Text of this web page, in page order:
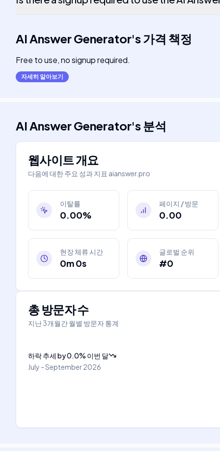
AI Answer Generator's가격 책정
Free to use, no signup required.
자세히 알아보기
AI Answer Generator's분석
웹사이트 개요
다음에 대한 주요 성과 지표 aianswer.pro
이탈률
0.00%
페이지 / 방문
0.00
현장 체류 시간
0m 0s
글로벌 순위
#0
총 방문자 수
지난 3개월간 월별 방문자 통계
하락 추세 by0.0% 이번 달
July - September 2026